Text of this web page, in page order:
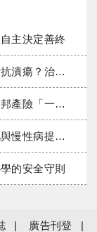
主決定善終
給付困境一次看
距醫療與緊急救援
病提早報到
的安全守則
廣告刊登